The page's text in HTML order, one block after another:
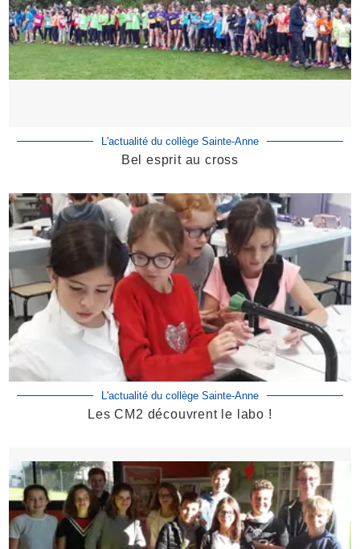
L'actualité du collège Sainte-Anne
Bel esprit au cross
L'actualité du collège Sainte-Anne
Les CM2 découvrent le labo !